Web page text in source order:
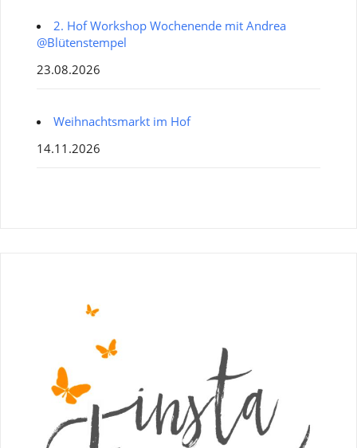
2. Hof Workshop Wochenende mit Andrea
@Blütenstempel
23.08.2026
Weihnachtsmarkt im Hof
14.11.2026